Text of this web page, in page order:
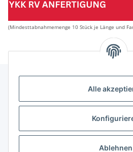
Alle
Ablehnen
(Mindesttabnahmemenge 10 Stück je Länge und
Informationen
Gesetzliche Informationen